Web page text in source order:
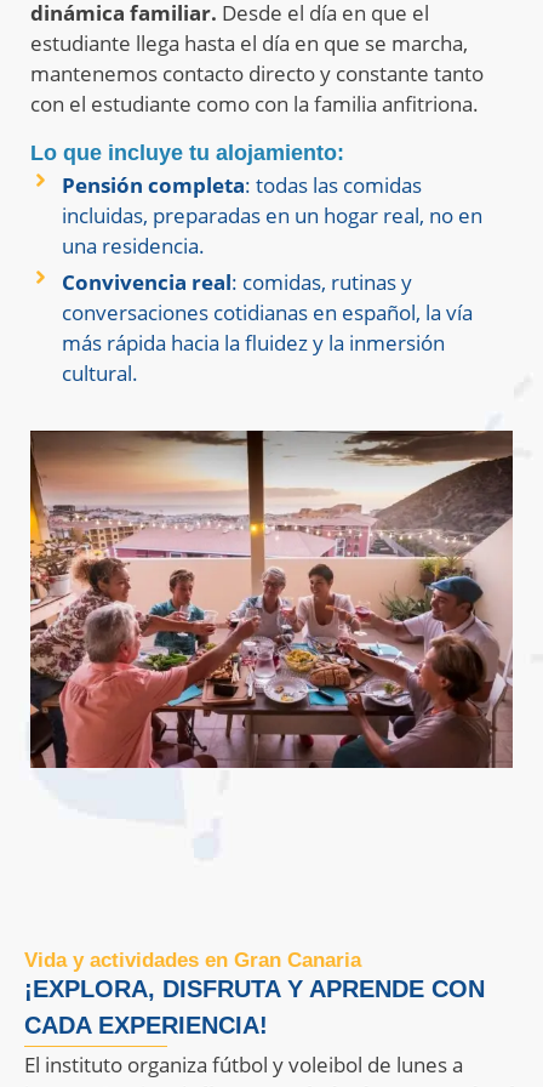
dinámica familiar. Desde el día en que el
estudiante llega hasta el día en que se marcha,
mantenemos contacto directo y constante tanto
con el estudiante como con la familia anfitriona.
Lo que incluye tu alojamiento:
Pensión completa: todas las comidas
incluidas, preparadas en un hogar real, no en
una residencia.
Convivencia real: comidas, rutinas y
conversaciones cotidianas en español, la vía
más rápida hacia la fluidez y la inmersión
cultural.
Vida y actividades en Gran Canaria
¡EXPLORA, DISFRUTA Y APRENDE CON
CADA EXPERIENCIA!
El instituto organiza fútbol y voleibol de lunes a